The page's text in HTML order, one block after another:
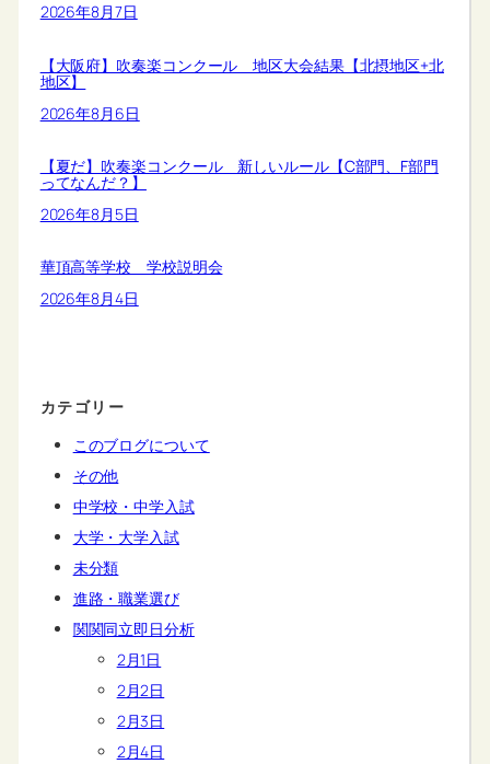
2026年8月7日
【大阪府】吹奏楽コンクール 地区大会結果【北摂地区+北
地区】
2026年8月6日
【夏だ】吹奏楽コンクール 新しいルール【C部門、F部門
ってなんだ？】
2026年8月5日
華頂高等学校 学校説明会
2026年8月4日
カテゴリー
このブログについて
その他
中学校・中学入試
大学・大学入試
未分類
進路・職業選び
関関同立即日分析
2月1日
2月2日
2月3日
2月4日